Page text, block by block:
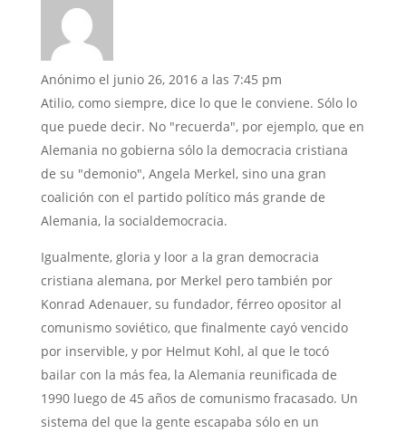
Anónimo el junio 26, 2016 a las 7:45 pm
Atilio, como siempre, dice lo que le conviene. Sólo lo
que puede decir. No "recuerda", por ejemplo, que en
Alemania no gobierna sólo la democracia cristiana
de su "demonio", Angela Merkel, sino una gran
coalición con el partido político más grande de
Alemania, la socialdemocracia.
Igualmente, gloria y loor a la gran democracia
cristiana alemana, por Merkel pero también por
Konrad Adenauer, su fundador, férreo opositor al
comunismo soviético, que finalmente cayó vencido
por inservible, y por Helmut Kohl, al que le tocó
bailar con la más fea, la Alemania reunificada de
1990 luego de 45 años de comunismo fracasado. Un
sistema del que la gente escapaba sólo en un